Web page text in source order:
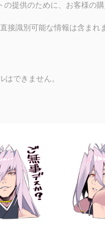
提供のために、お客様の
接識別可能な情報は含まれ
できません。